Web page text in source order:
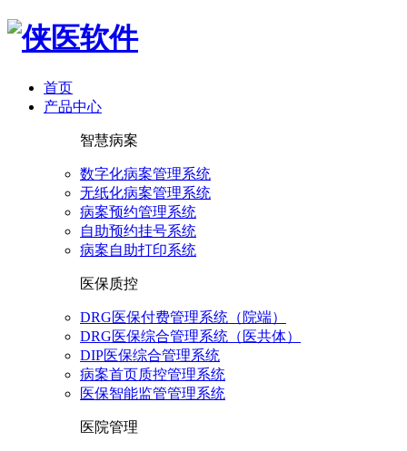
首页
产品中心
智慧病案
数字化病案管理系统
无纸化病案管理系统
病案预约管理系统
自助预约挂号系统
病案自助打印系统
医保质控
DRG医保付费管理系统（院端）
DRG医保综合管理系统（医共体）
DIP医保综合管理系统
病案首页质控管理系统
医保智能监管管理系统
医院管理